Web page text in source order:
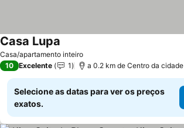
Casa/apartamento inteiro
Casa Lupa
10 Excelente 1 a 0.2 km de Centro da cidade
Selecione as datas para ver os preços
exatos.